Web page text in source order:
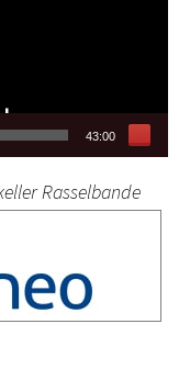
43:00
Rasselbande